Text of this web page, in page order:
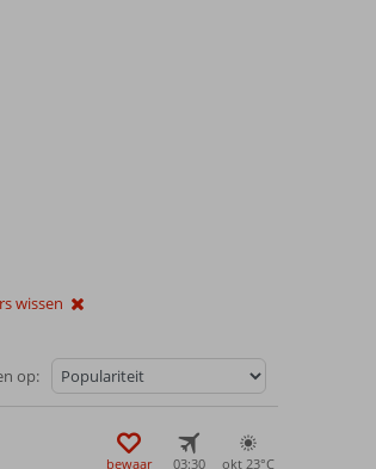
wissen
op:
bewaar 03:30 okt 23°C